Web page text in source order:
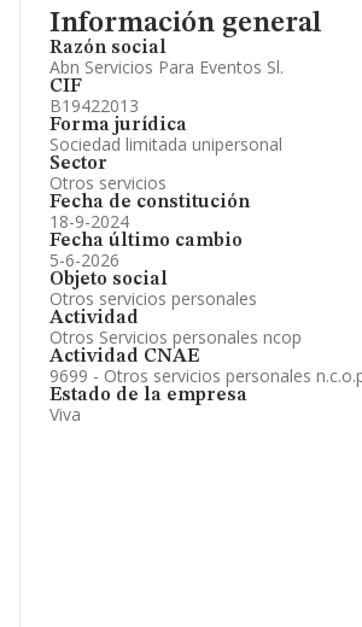
Información general
Razón social
Abn Servicios Para Eventos Sl.
CIF
B19422013
Forma jurídica
Sociedad limitada unipersonal
Sector
Otros servicios
Fecha de constitución
18-9-2024
Fecha último cambio
5-6-2026
Objeto social
Otros servicios personales
Actividad
Otros Servicios personales ncop
Actividad CNAE
9699 - Otros servicios personales
Estado de la empresa
Viva
Información oficial y registral